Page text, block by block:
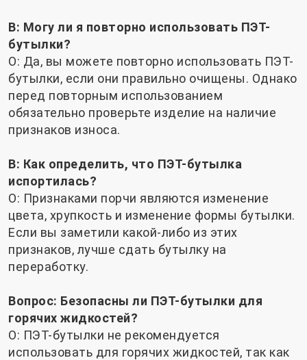
В: Могу ли я повторно использовать ПЭТ-
бутылки?
О: Да, вы можете повторно использовать ПЭТ-
бутылки, если они правильно очищены. Однако
перед повторным использованием
обязательно проверьте изделие на наличие
признаков износа.
В: Как определить, что ПЭТ-бутылка
испортилась?
О: Признаками порчи являются изменение
цвета, хрупкость и изменение формы бутылки.
Если вы заметили какой-либо из этих
признаков, лучше сдать бутылку на
переработку.
Вопрос: Безопасны ли ПЭТ-бутылки для
горячих жидкостей?
О: ПЭТ-бутылки не рекомендуется
использовать для горячих жидкостей, так как